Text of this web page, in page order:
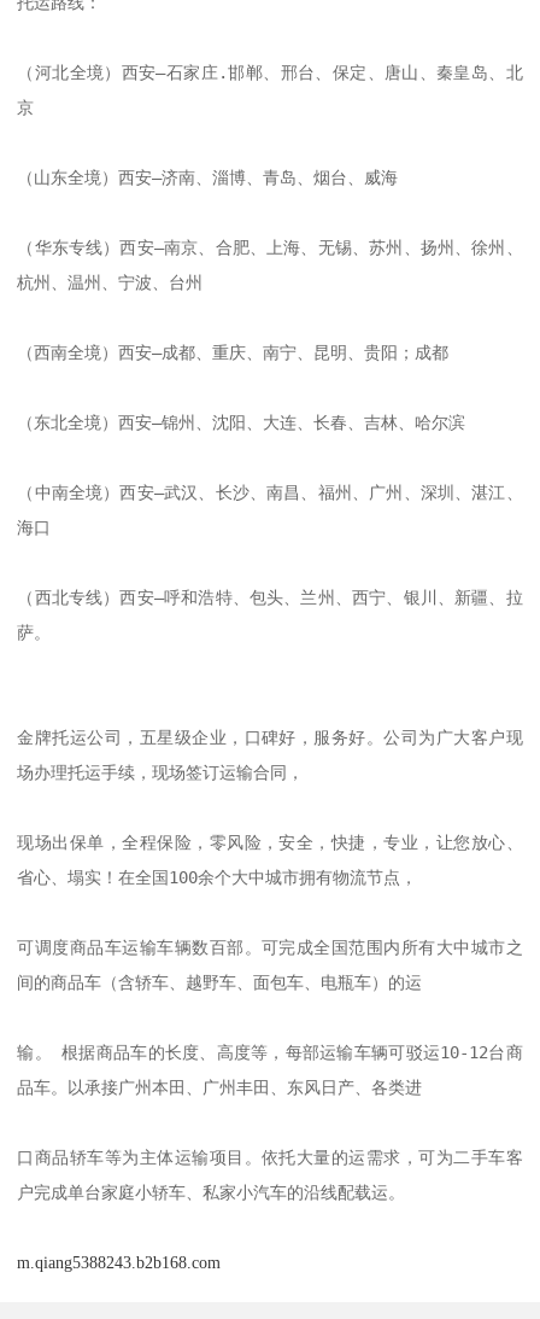
（河北全境）西安—石家庄.邯郸、邢台、保定、唐山、秦皇岛、北
京
（山东全境）西安—济南、淄博、青岛、烟台、威海
（华东专线）西安—南京、合肥、上海、无锡、苏州、扬州、徐州、
杭州、温州、宁波、台州
（西南全境）西安—成都、重庆、南宁、昆明、贵阳；成都
（东北全境）西安—锦州、沈阳、大连、长春、吉林、哈尔滨
（中南全境）西安—武汉、长沙、南昌、福州、广州、深圳、湛江、
海口
（西北专线）西安—呼和浩特、包头、兰州、西宁、银川、新疆、拉
萨。
金牌托运公司，五星级企业，口碑好，服务好。公司为广大客户现
场办理托运手续，现场签订运输合同，
现场出保单，全程保险，零风险，安全，快捷，专业，让您放心、
省心、塌实！在全国100余个大中城市拥有物流节点，
可调度商品车运输车辆数百部。可完成全国范围内所有大中城市之
间的商品车（含轿车、越野车、面包车、电瓶车）的运
输。 根据商品车的长度、高度等，每部运输车辆可驳运10-12台商
品车。以承接广州本田、广州丰田、东风日产、各类进
口商品轿车等为主体运输项目。依托大量的运需求，可为二手车客
m.qiang5388243.b2b168.com